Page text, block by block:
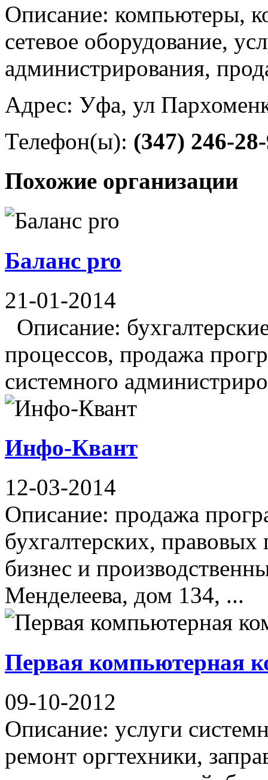
Описание: компьютеры,
сетевое оборудование,
администрирования,
Адрес: Уфа, ул
Телефон(ы): (347) 246-
Похожие организации
Баланс pro
21-01-2014
Описание:
процессов, продажа
системного
Инфо-Квант
12-03-2014
Описание: продажа
бухгалтерских,
бизнес и
Менделеева, дом 134, ...
Первая компьютерная
09-10-2012
Описание: услуги
ремонт оргтехники,